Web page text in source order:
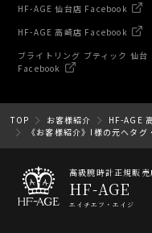
HF-AGE 仙台店 Facebook
HF-AGE 高崎店 Facebook
ブライトリング ブティック 仙台
Facebook
TOP お客様紹介
HF-AGE
《お客様紹介》I様の元へタ
高級腕時計正規販売
HF-AGE
エイチエフ・エイジ